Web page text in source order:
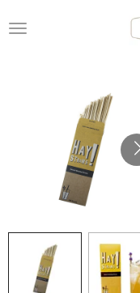
direct
hoofdinhoud